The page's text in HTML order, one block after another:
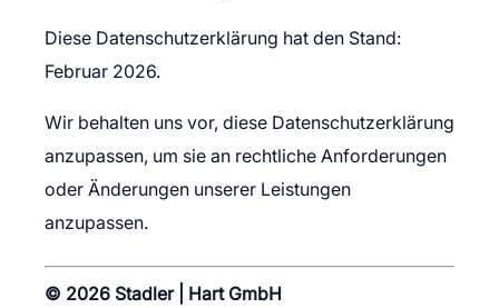
Diese Datenschutzerklärung hat den Stand:
Februar 2026.
Wir behalten uns vor, diese Datenschutzerklärung
anzupassen, um sie an rechtliche Anforderungen
oder Änderungen unserer Leistungen
anzupassen.
© 2026 Stadler | Hart GmbH